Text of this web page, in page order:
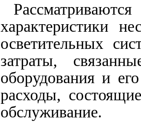
характеристики
осветительных
затраты,
оборудования и
расходы,
обслуживание.